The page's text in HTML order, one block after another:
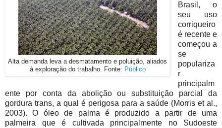
Alta demanda leva a desmatamento e poluição, aliados
à exploração do trabalho. Fonte: Público
Brasil, o
seu uso
corriqueiro
é recente e
começou a
se
populariza
r
principalm
ente por conta da abolição ou substituição parcial da
gordura trans, a qual é perigosa para a saúde (Morris et al.,
2003). O óleo de palma é produzido a partir de uma
palmeira que é cultivada principalmente no Sudoeste